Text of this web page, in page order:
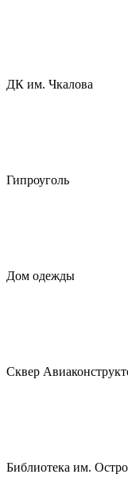
ДК им. Чкалова
Гипроуголь
Дом одежды
Сквер
Библиотека им.